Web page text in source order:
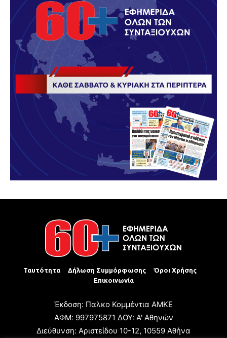
Ταυτότητα Δήλωση Συμμόρφωσης
Όροι Χρήσης
Επικοινωνία
Έκδοση: Παλκο Κομμέντια ΑΜΚΕ
ΑΦΜ: 997975871 ΔΟΥ: Α' Αθηνών
Διεύθυνση: Αριστείδου 10-12, 10559 Αθήνα